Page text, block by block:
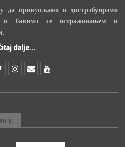
да прикупљамо и дистрибуирамо
и бавимо се истраживањем и
dalje...
у: